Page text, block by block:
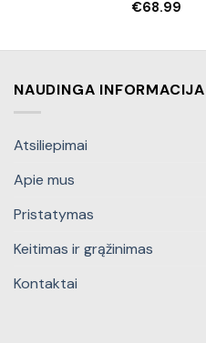
€68.99
NAUDINGA INFORMACIJA
Atsiliepimai
Apie mus
Pristatymas
Keitimas ir grąžinimas
Kontaktai